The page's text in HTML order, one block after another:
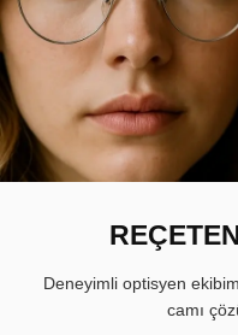
Deneyimli optisyen
camı